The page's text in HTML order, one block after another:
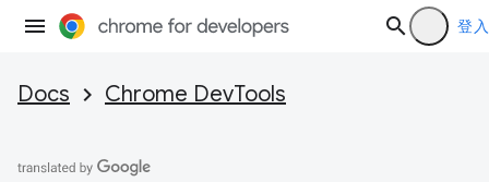
登入
Docs Chrome DevTools